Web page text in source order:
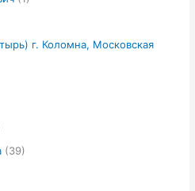
г. Коломна, Московская
(39)